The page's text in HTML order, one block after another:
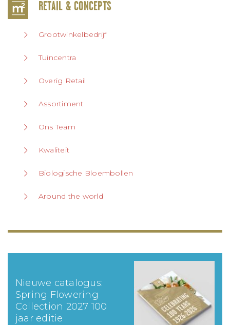
RETAIL & CONCEPTS
Grootwinkelbedrijf
Tuincentra
Overig Retail
Assortiment
Ons Team
Kwaliteit
Biologische Bloembollen
Around the world
Nieuwe catalogus:
Spring Flowering
Collection 2027 100
jaar editie